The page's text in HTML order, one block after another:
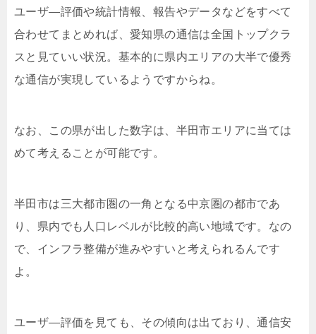
ユーザ―評価や統計情報、報告やデータなどをすべて
合わせてまとめれば、愛知県の通信は全国トップクラ
スと見ていい状況。基本的に県内エリアの大半で優秀
な通信が実現しているようですからね。
なお、この県が出した数字は、半田市エリアに当ては
めて考えることが可能です。
半田市は三大都市圏の一角となる中京圏の都市であ
り、県内でも人口レベルが比較的高い地域です。なの
で、インフラ整備が進みやすいと考えられるんです
よ。
ユーザ―評価を見ても、その傾向は出ており、通信安